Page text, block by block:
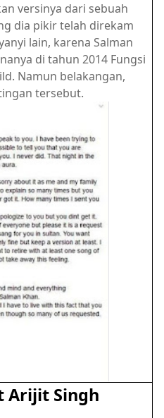
versinya dari sebuah
dia pikir telah direkam
lain, karena Salman
di tahun 2014 Fungsi
Namun belakangan,
tersebut.
Arijit Singh